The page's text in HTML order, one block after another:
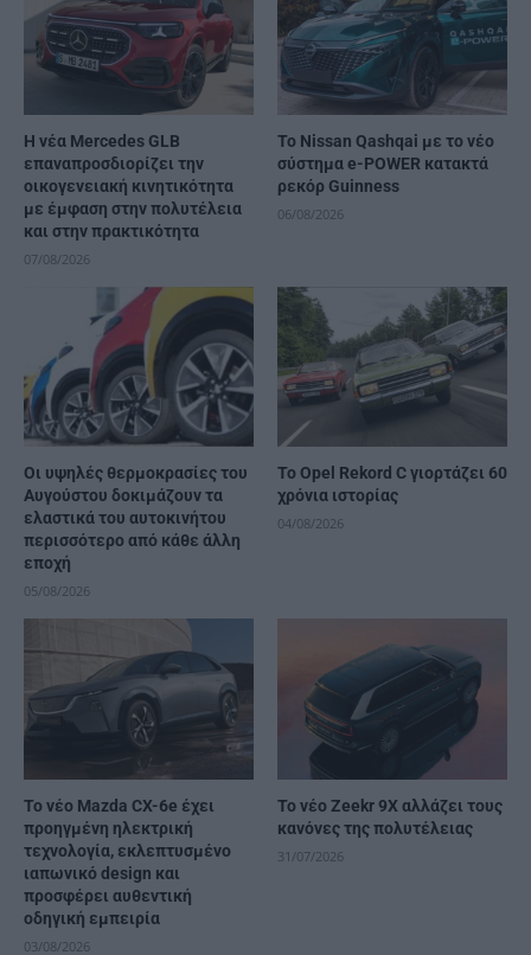
Η νέα Mercedes GLB
επαναπροσδιορίζει την
οικογενειακή κινητικότητα
με έμφαση στην πολυτέλεια
και στην πρακτικότητα
07/08/2026
Το Nissan Qashqai με το νέο
σύστημα e-POWER κατακτά
ρεκόρ Guinness
06/08/2026
Οι υψηλές θερμοκρασίες του
Αυγούστου δοκιμάζουν τα
ελαστικά του αυτοκινήτου
περισσότερο από κάθε άλλη
εποχή
05/08/2026
Το Opel Rekord C γιορτάζει 60
χρόνια ιστορίας
04/08/2026
Το νέο Mazda CX-6e έχει
προηγμένη ηλεκτρική
τεχνολογία, εκλεπτυσμένο
ιαπωνικό design και
προσφέρει αυθεντική
οδηγική εμπειρία
03/08/2026
Το νέο Zeekr 9X αλλάζει τους
κανόνες της πολυτέλειας
31/07/2026